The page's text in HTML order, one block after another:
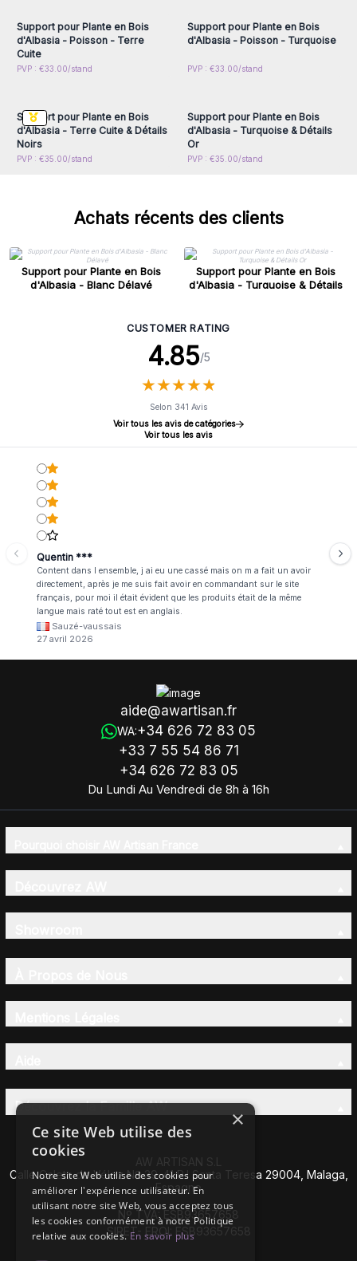
Support pour Plante en Bois
d'Albasia - Poisson - Terre
Cuite
PVP : €33.00/stand
Support pour Plante en Bois
d'Albasia - Poisson - Turquoise
PVP : €33.00/stand
Connectez-vous ou
Support pour Plante en Bois
d'Albasia - Terre Cuite & Détails
Noirs
PVP : €35.00/stand
Connectez-vous ou
Support pour Plante en Bois
d'Albasia - Turquoise & Détails
Or
PVP : €35.00/stand
Achats récents des clients
Support pour Plante en Bois
d'Albasia - Blanc Délavé
Support pour Plante en Bois
d'Albasia - Turquoise & Détails
CUSTOMER RATING
4.85/5
★★★★★
★★★★★
Selon 341 Avis
Voir tous les avis de catégories
Voir tous les avis
Quentin ***
Content dans l ensemble, j ai eu une cassé mais on m a fait un avoir
directement, après je me suis fait avoir en commandant sur le site
français, pour moi il était évident que les produits était de la même
langue mais raté tout est en anglais.
Sauzé-vaussais
27 avril 2026
aide@awartisan.fr
WA:+34 626 72 83 05
+33 7 55 54 86 71
+34 626 72 83 05
Du Lundi Au Vendredi de 8h à 16h
Découvrez la Famille AW
AW ARTISAN S.L
Calle Caleta de Vélez Nº 39-41 P.I Santa Teresa 29004, Malaga,
Espagne
Nº TVA: ESB93657658
SIRET- EROI: ESB93657658
×
Ce site Web utilise des
cookies
Notre site Web utilise des cookies pour
améliorer l'expérience utilisateur. En
utilisant notre site Web, vous acceptez tous
les cookies conformément à notre Politique
relative aux cookies.En savoir plus